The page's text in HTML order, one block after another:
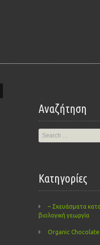
Αναζήτηση
Search
for:
Kατηγορίες
– Σκευάσματα
βιολογική γεωργία
Organic Chocolate